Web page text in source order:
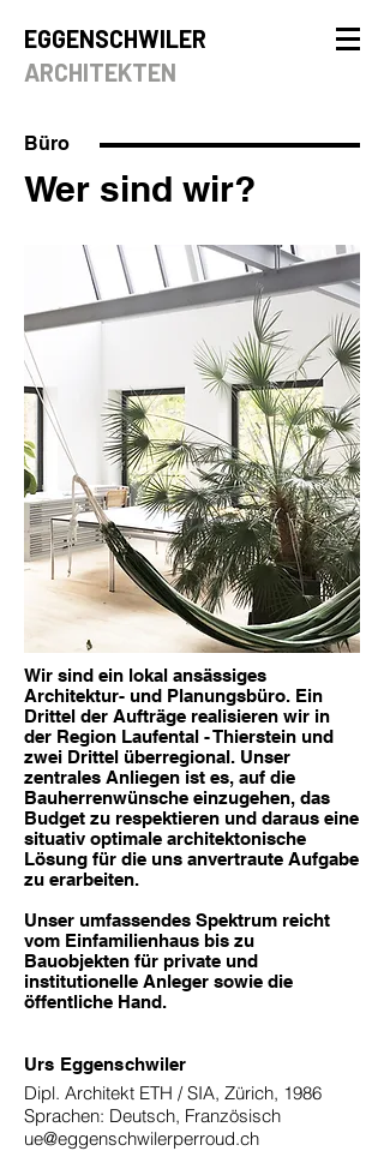
EGGENSCHWILER
ARCHITEKTEN
Büro
Wer sind wir?
Wir sind ein lokal ansässiges
Architektur- und Planungsbüro. Ein
Drittel der Aufträge realisieren wir in
der Region Laufental - Thierstein und
zwei Drittel überregional. Unser
zentrales Anliegen ist es, auf die
Bauherrenwünsche einzugehen, das
Budget zu respektieren und daraus eine
situativ optimale architektonische
Lösung für die uns anvertraute Aufgabe
zu erarbeiten.
Unser umfassendes Spektrum reicht
vom Einfamilienhaus bis zu
Bauobjekten für private und
institutionelle Anleger sowie die
öffentliche Hand.
Urs Eggenschwiler
Dipl. Architekt ETH / SIA, Zürich, 1986
Sprachen: Deutsch, Französisch
ue@eggenschwilerperroud.ch